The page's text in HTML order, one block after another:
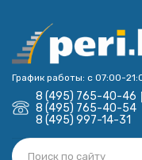
График работы: с 07:00-
8 (495) 765-40-46
8 (495) 765-40-54
8 (495) 997-14-31